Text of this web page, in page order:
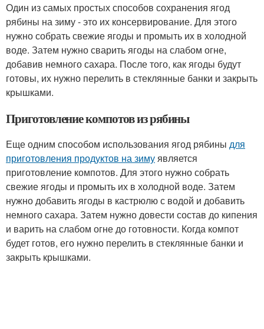
Один из самых простых способов сохранения ягод
рябины на зиму - это их консервирование. Для этого
нужно собрать свежие ягоды и промыть их в холодной
воде. Затем нужно сварить ягоды на слабом огне,
добавив немного сахара. После того, как ягоды будут
готовы, их нужно перелить в стеклянные банки и закрыть
крышками.
Приготовление компотов из рябины
Еще одним способом использования ягод рябины для
приготовления продуктов на зимуявляется
приготовление компотов. Для этого нужно собрать
свежие ягоды и промыть их в холодной воде. Затем
нужно добавить ягоды в кастрюлю с водой и добавить
немного сахара. Затем нужно довести состав до кипения
и варить на слабом огне до готовности. Когда компот
будет готов, его нужно перелить в стеклянные банки и
закрыть крышками.